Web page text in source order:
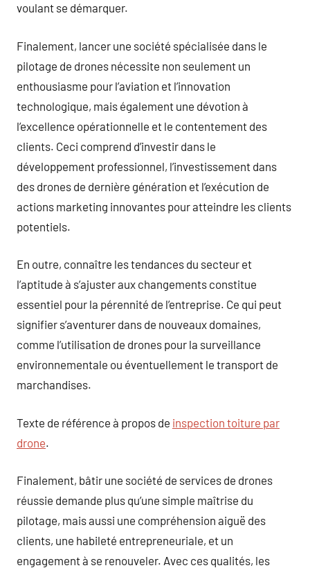
voulant se démarquer.
Finalement, lancer une société spécialisée dans le
pilotage de drones nécessite non seulement un
enthousiasme pour l’aviation et l’innovation
technologique, mais également une dévotion à
l’excellence opérationnelle et le contentement des
clients. Ceci comprend d’investir dans le
développement professionnel, l’investissement dans
des drones de dernière génération et l’exécution de
actions marketing innovantes pour atteindre les clients
potentiels.
En outre, connaître les tendances du secteur et
l’aptitude à s’ajuster aux changements constitue
essentiel pour la pérennité de l’entreprise. Ce qui peut
signifier s’aventurer dans de nouveaux domaines,
comme l’utilisation de drones pour la surveillance
environnementale ou éventuellement le transport de
marchandises.
Texte de référence à propos de inspection toiture par
drone.
Finalement, bâtir une société de services de drones
réussie demande plus qu’une simple maîtrise du
pilotage, mais aussi une compréhension aiguë des
clients, une habileté entrepreneuriale, et un
engagement à se renouveler. Avec ces qualités, les